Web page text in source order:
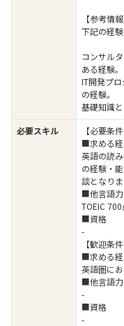
【参考情報
下記の経
コンサル
ある経験。
IT開発プ
の経験。
基礎知識
必要スキル
【必要条件
■求める
英語の読
の経験・
談となりま
■他言語力
TOEIC
■資格
-
【歓迎条件
■求める
英語圏に
■他言語力
-
■資格
-